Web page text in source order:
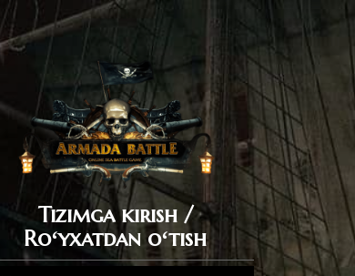
Tizimga kirish /
Roʻyxatdan oʻtish